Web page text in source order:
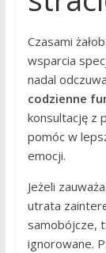
Czasami
wsparcia
nadal
codzienne
konsultację z
pomóc w
emocji.
Jeżeli
utrata
samobójcze,
ignorowane.